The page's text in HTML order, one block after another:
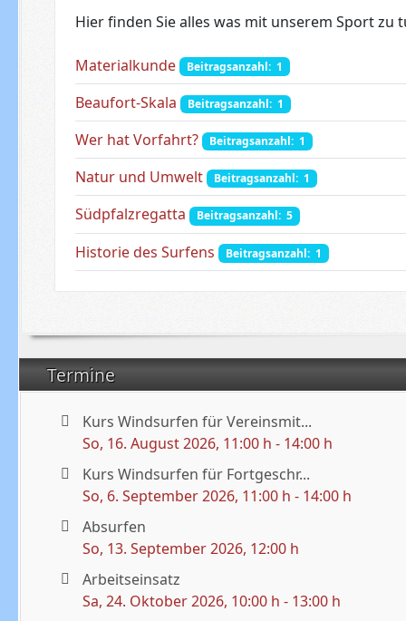
Termine
Kurs Windsurfen für Vereinsmit...
So, 16. August 2026, 11:00 h - 14:00 h
Kurs Windsurfen für Fortgeschr...
So, 6. September 2026, 11:00 h - 14:00 h
Absurfen
So, 13. September 2026, 12:00 h
Arbeitseinsatz
Sa, 24. Oktober 2026, 10:00 h - 13:00 h
Hier finden Sie alles was mit unserem Sport zu
Materialkunde Beitragsanzahl: 1
Beaufort-Skala Beitragsanzahl: 1
Wer hat Vorfahrt? Beitragsanzahl: 1
Natur und Umwelt Beitragsanzahl: 1
Südpfalzregatta Beitragsanzahl: 5
Historie des Surfens Beitragsanzahl: 1